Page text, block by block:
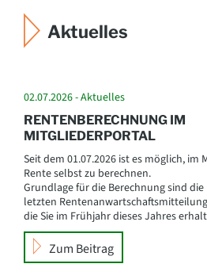
Aktuelles
02.07.2026 - Aktuelles
RENTENBERECHNUNG IM
MITGLIEDERPORTAL
Seit dem 01.07.2026 ist es möglich,
Rente selbst zu berechnen.
Grundlage für die Berechnung sind
letzten Rentenanwartschaftsmitteilung
die Sie im Frühjahr dieses Jahres
Zum Beitrag